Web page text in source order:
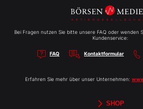
Bei Fragen nutzen Sie bitte unsere FAQ oder wenden
Kundenservice:
FAQ Kontaktformular
Erfahren Sie mehr über unser Unternehmen:
SHOP